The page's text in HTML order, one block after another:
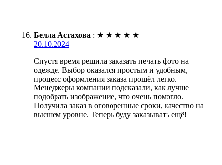
Белла Астахова : ★ ★ ★ ★ ★
20.10.2024
Спустя время решила заказать печать фото на
одежде. Выбор оказался простым и удобным,
процесс оформления заказа прошёл легко.
Менеджеры компании подсказали, как лучше
подобрать изображение, что очень помогло.
Получила заказ в оговоренные сроки, качество на
высшем уровне. Теперь буду заказывать ещё!